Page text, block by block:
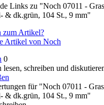
Links zu "Noch 07011 -
& dk.grün, 104 St., 9 mm"
zum Artikel?
Artikel von Noch
0
lesen, schreiben und
für "Noch 07011 -
& dk.grün, 104 St., 9 mm"